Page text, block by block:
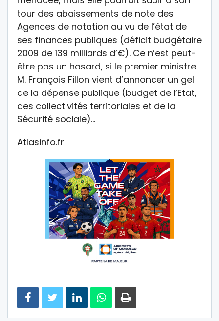
tour des abaissements de note des
Agences de notation au vu de l’état de
ses finances publiques (déficit budgétaire
2009 de 139 milliards d’€). Ce n’est peut-
être pas un hasard, si le premier ministre
M. François Fillon vient d’annoncer un gel
de la dépense publique (budget de l’Etat,
des collectivités territoriales et de la
Sécurité sociale)…
Atlasinfo.fr